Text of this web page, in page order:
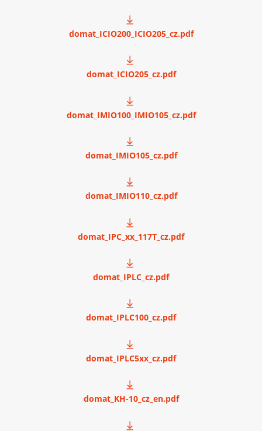
domat_ICIO200_ICIO205_cz.pdf
domat_ICIO205_cz.pdf
domat_IMIO100_IMIO105_cz.pdf
domat_IMIO105_cz.pdf
domat_IMIO110_cz.pdf
domat_IPC_xx_117T_cz.pdf
domat_IPLC_cz.pdf
domat_IPLC100_cz.pdf
domat_IPLC5xx_cz.pdf
domat_KH-10_cz_en.pdf